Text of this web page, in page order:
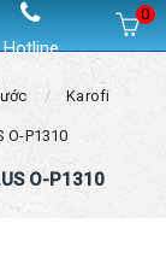
Hotline
0
Karofi
O-P1310
O-P1310